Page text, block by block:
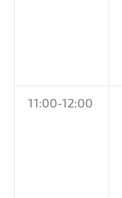
11:00-12:00